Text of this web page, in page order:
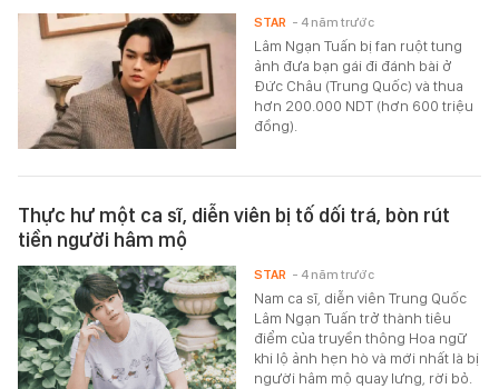
Lâm Ngạn Tuấn bị fan ruột tung
ảnh đưa bạn gái đi đánh bài ở
Đức Châu (Trung Quốc) và thua
hơn 200.000 NDT (hơn 600 triệu
đồng).
STAR - 4 năm trước
Thực hư một ca sĩ, diễn viên bị tố dối trá, bòn rút
tiền người hâm mộ
Nam ca sĩ, diễn viên Trung Quốc
Lâm Ngạn Tuấn trở thành tiêu
điểm của truyền thông Hoa ngữ
khi lộ ảnh hẹn hò và mới nhất là bị
người hâm mộ quay lưng, rời bỏ.
STAR - 4 năm trước